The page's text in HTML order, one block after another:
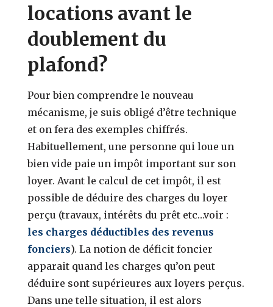
locations avant le
doublement du
plafond?
Pour bien comprendre le nouveau
mécanisme, je suis obligé d’être technique
et on fera des exemples chiffrés.
Habituellement, une personne qui loue un
bien vide paie un impôt important sur son
loyer. Avant le calcul de cet impôt, il est
possible de déduire des charges du loyer
perçu (travaux, intérêts du prêt etc…voir :
les charges déductibles des revenus
fonciers). La notion de déficit foncier
apparait quand les charges qu’on peut
déduire sont supérieures aux loyers perçus.
Dans une telle situation, il est alors